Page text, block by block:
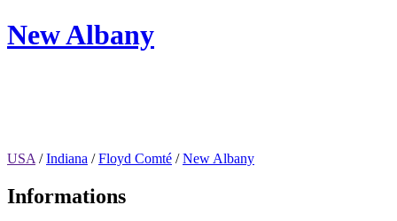
New Albany
USA /Indiana /Floyd Comté /New Albany
Informations